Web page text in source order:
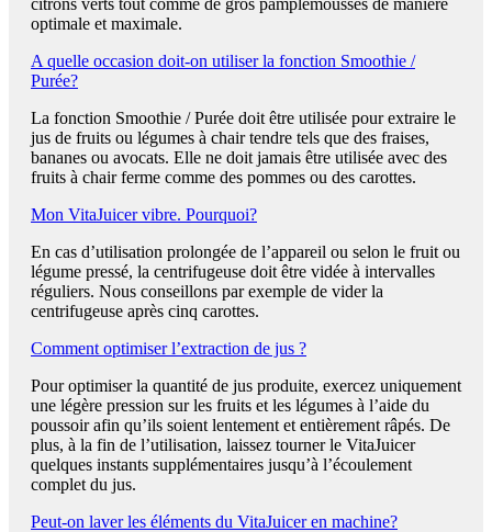
optimale et maximale.
A quelle occasion doit-on utiliser la fonction Smoothie /
Purée?
La fonction Smoothie / Purée doit être utilisée pour extraire le
jus de fruits ou légumes à chair tendre tels que des fraises,
bananes ou avocats. Elle ne doit jamais être utilisée avec des
fruits à chair ferme comme des pommes ou des carottes.
Mon VitaJuicer vibre. Pourquoi?
En cas d’utilisation prolongée de l’appareil ou selon le fruit ou
légume pressé, la centrifugeuse doit être vidée à intervalles
réguliers. Nous conseillons par exemple de vider la
centrifugeuse après cinq carottes.
Comment optimiser l’extraction de jus ?
Pour optimiser la quantité de jus produite, exercez uniquement
une légère pression sur les fruits et les légumes à l’aide du
poussoir afin qu’ils soient lentement et entièrement râpés. De
plus, à la fin de l’utilisation, laissez tourner le VitaJuicer
quelques instants supplémentaires jusqu’à l’écoulement
complet du jus.
Peut-on laver les éléments du VitaJuicer en machine?